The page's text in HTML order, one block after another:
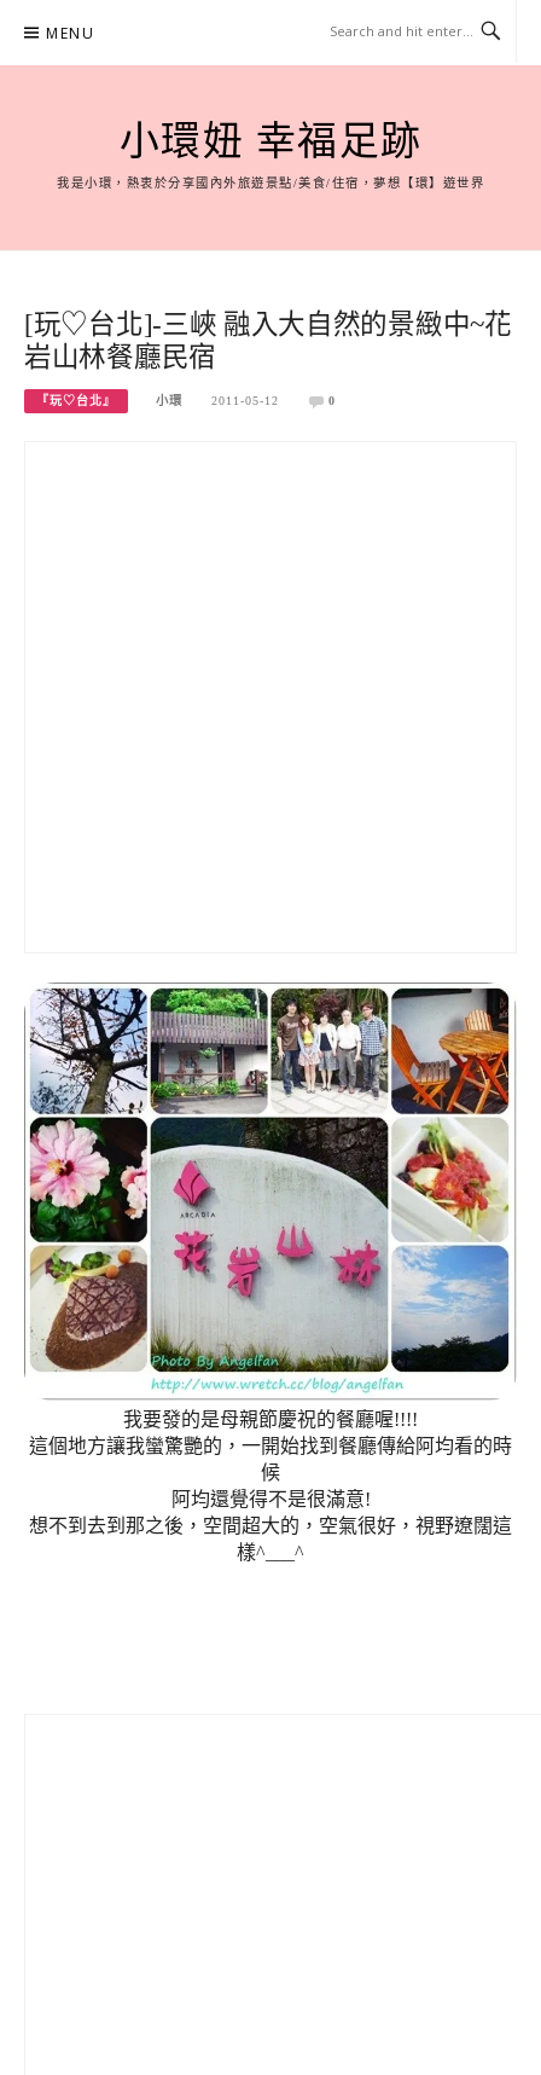
content
MENU
小環妞 幸福足跡
我是小環，熱衷於分享國內外旅遊景點/美食/住宿，夢想【環】遊世界
[玩♡台北]-三峽 融入大自然的景緻中~花
岩山林餐廳民宿
『玩♡台北』 小環 2011-05-12 0
我要發的是母親節慶祝的餐廳喔!!!!
這個地方讓我蠻驚艷的，一開始找到餐廳傳給阿均看的時
候
阿均還覺得不是很滿意!
想不到去到那之後，空間超大的，空氣很好，視野遼闊這
樣^___^